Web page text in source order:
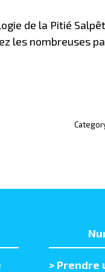
de la Pitié
les nombreuses
> Prendre